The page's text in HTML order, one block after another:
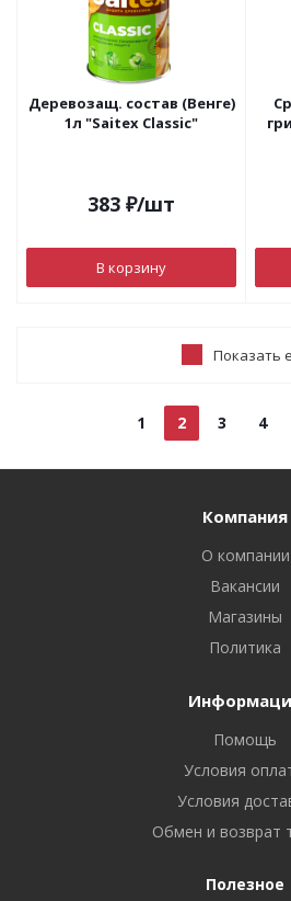
Деревозащ. состав (Венге)
1л "Saitex Classic"
383 ₽/шт
В корзину
Показать
1 2 3 4
Компания
О компании
Вакансии
Магазины
Политика
Помощь
Условия
Условия
Обмен и возврат
Полезное